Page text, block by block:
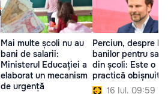
Mai multe școli nu au
bani de salarii:
Ministerul Educației a
elaborat un mecanism
de urgență
Perciun, despre
banilor pentru
din școli: Este o
practică obișnuită
16 Iul. 09:59